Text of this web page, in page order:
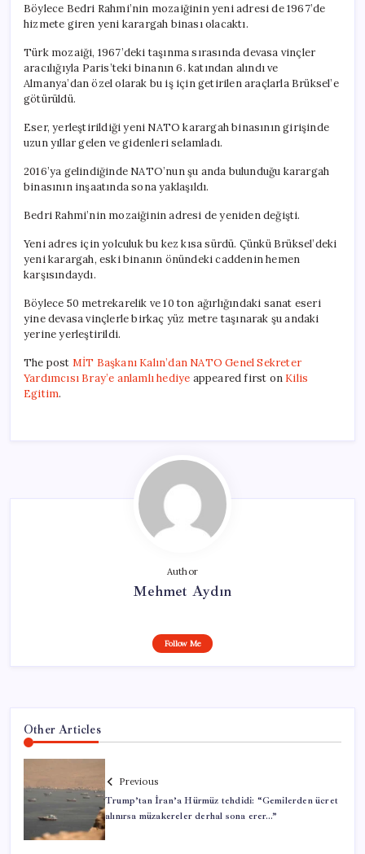
Böylece Bedri Rahmi’nin mozaiğinin yeni adresi de 1967’de
hizmete giren yeni karargah binası olacaktı.
Türk mozaiği, 1967’deki taşınma sırasında devasa vinçler
aracılığıyla Paris’teki binanın 6. katından alındı ve
Almanya’dan özel olarak bu iş için getirilen araçlarla Brüksel’e
götürüldü.
Eser, yerleştirildiği yeni NATO karargah binasının girişinde
uzun yıllar gelen ve gidenleri selamladı.
2016’ya gelindiğinde NATO’nun şu anda bulunduğu karargah
binasının inşaatında sona yaklaşıldı.
Bedri Rahmi’nin mozaiğinin adresi de yeniden değişti.
Yeni adres için yolculuk bu kez kısa sürdü. Çünkü Brüksel’deki
yeni karargah, eski binanın önündeki caddenin hemen
karşısındaydı.
Böylece 50 metrekarelik ve 10 ton ağırlığındaki sanat eseri
yine devasa vinçlerle birkaç yüz metre taşınarak şu andaki
yerine yerleştirildi.
The post MİT Başkanı Kalın’dan NATO Genel Sekreter
Yardımcısı Bray’e anlamlı hediye appeared first on Kilis
Egitim.
Author
Mehmet Aydın
Follow Me
Other Articles
Previous
Trump’tan İran’a Hürmüz tehdidi: “Gemilerden ücret
alınırsa müzakereler derhal sona erer…”